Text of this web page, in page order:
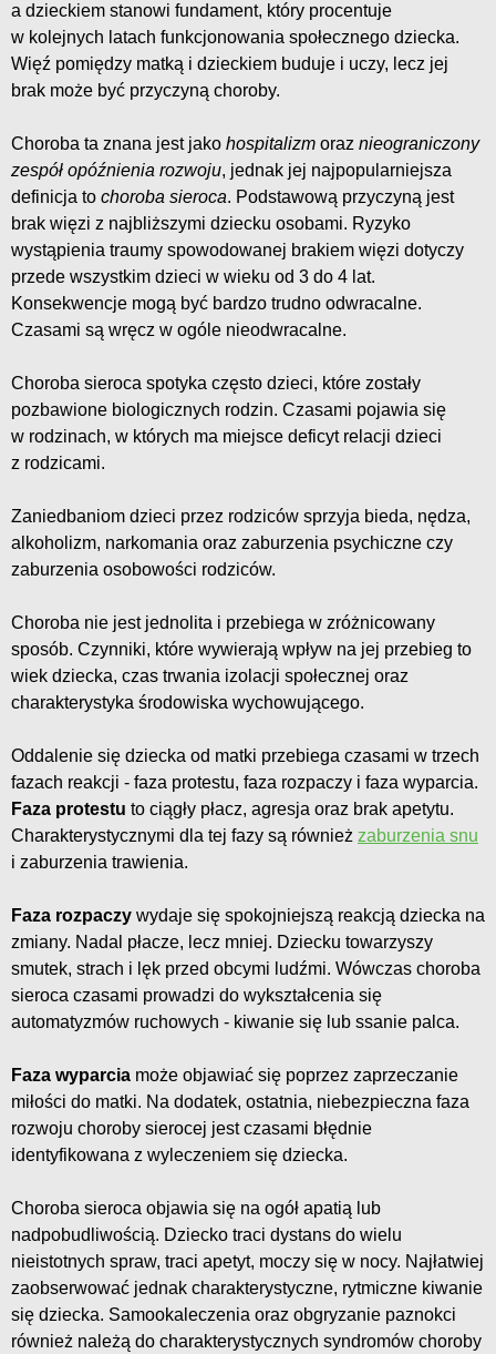
a dzieckiem stanowi fundament, który procentuje
w kolejnych latach funkcjonowania społecznego dziecka.
Więź pomiędzy matką i dzieckiem buduje i uczy, lecz jej
brak może być przyczyną choroby.
Choroba ta znana jest jako hospitalizm oraz nieograniczony
zespół opóźnienia rozwoju, jednak jej najpopularniejsza
definicja to choroba sieroca. Podstawową przyczyną jest
brak więzi z najbliższymi dziecku osobami. Ryzyko
wystąpienia traumy spowodowanej brakiem więzi dotyczy
przede wszystkim dzieci w wieku od 3 do 4 lat.
Konsekwencje mogą być bardzo trudno odwracalne.
Czasami są wręcz w ogóle nieodwracalne.
Choroba sieroca spotyka często dzieci, które zostały
pozbawione biologicznych rodzin. Czasami pojawia się
w rodzinach, w których ma miejsce deficyt relacji dzieci
z rodzicami.
Zaniedbaniom dzieci przez rodziców sprzyja bieda, nędza,
alkoholizm, narkomania oraz zaburzenia psychiczne czy
zaburzenia osobowości rodziców.
Choroba nie jest jednolita i przebiega w zróżnicowany
sposób. Czynniki, które wywierają wpływ na jej przebieg to
wiek dziecka, czas trwania izolacji społecznej oraz
charakterystyka środowiska wychowującego.
Oddalenie się dziecka od matki przebiega czasami w trzech
fazach reakcji - faza protestu, faza rozpaczy i faza wyparcia.
Faza protestu to ciągły płacz, agresja oraz brak apetytu.
Charakterystycznymi dla tej fazy są również zaburzenia snu
i zaburzenia trawienia.
Faza rozpaczy wydaje się spokojniejszą reakcją dziecka na
zmiany. Nadal płacze, lecz mniej. Dziecku towarzyszy
smutek, strach i lęk przed obcymi ludźmi. Wówczas choroba
sieroca czasami prowadzi do wykształcenia się
automatyzmów ruchowych - kiwanie się lub ssanie palca.
Faza wyparcia może objawiać się poprzez zaprzeczanie
miłości do matki. Na dodatek, ostatnia, niebezpieczna faza
rozwoju choroby sierocej jest czasami błędnie
identyfikowana z wyleczeniem się dziecka.
Choroba sieroca objawia się na ogół apatią lub
nadpobudliwością. Dziecko traci dystans do wielu
nieistotnych spraw, traci apetyt, moczy się w nocy. Najłatwiej
zaobserwować jednak charakterystyczne, rytmiczne kiwanie
się dziecka. Samookaleczenia oraz obgryzanie paznokci
również należą do charakterystycznych syndromów choroby